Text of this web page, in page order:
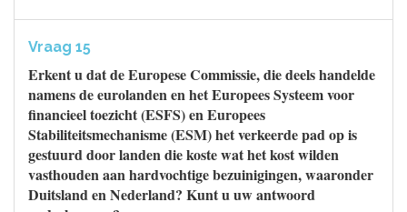
Vraag 15
Erkent u dat de Europese Commissie, die deels handelde
namens de eurolanden en het Europees Systeem voor
financieel toezicht (ESFS) en Europees
Stabiliteitsmechanisme (ESM) het verkeerde pad op is
gestuurd door landen die koste wat het kost wilden
vasthouden aan hardvochtige bezuinigingen, waaronder
Duitsland en Nederland? Kunt u uw antwoord